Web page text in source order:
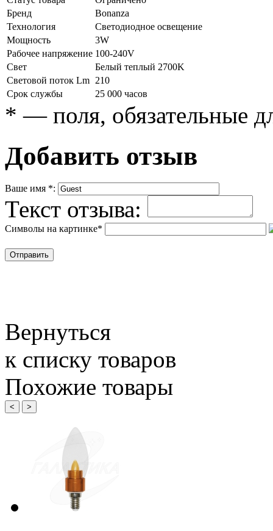
Бренд
Bonanza
Технология
Светодиодное освещение
Мощность
3W
Рабочее напряжение 100-240V
Свет
Белый теплый 2700K
Световой поток Lm 210
Срок службы
25 000 часов
* — поля, обязательные
Добавить отзыв
Ваше имя *:
Текст отзыва:
Символы на картинке*
Вернуться
к списку товаров
Похожие товары
< >